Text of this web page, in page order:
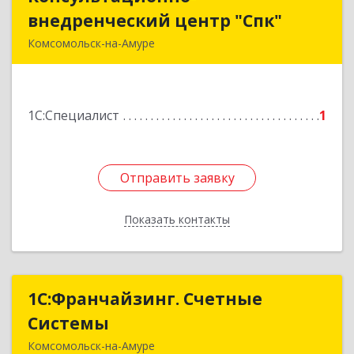
внедренческий центр "Спк"
Комсомольск-на-Амуре
1С:Специалист 1
Отправить заявку
Показать контакты
внедренческий центр "Спк"
Подробнее
Отправить заявку
Назад
1С:Франчайзинг. Счетные
Системы
Комсомольск-на-Амуре
1С:Франчайзинг. Счетные